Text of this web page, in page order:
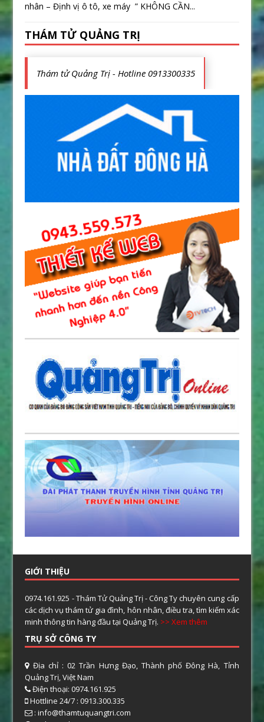
nhân – Định vị ô tô, xe máy ” KHÔNG CẦN...
THÁM TỬ QUẢNG TRỊ
Thám tử Quảng Trị - Hotline 0913300335
GIỚI THIỆU
0974.161.925 - Thám Tử Quảng Trị - Công Ty chuyên cung cấp
các dịch vụ thám tử gia đình, hôn nhân, điều tra, tìm kiếm xác
minh thông tin hàng đầu tại Quảng Trị. >> Xem thêm
TRỤ SỞ CÔNG TY
Địa chỉ : 02 Trần Hưng Đạo, Thành phố Đông Hà, Tỉnh
Quảng Trị, Việt Nam
Điện thoại: 0974.161.925
Hottline 24/7 : 0913.300.335
: info@thamtuquangtri.com